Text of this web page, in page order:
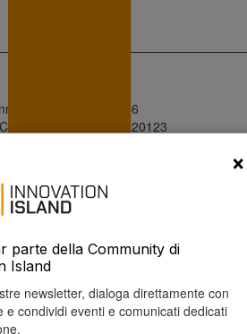
28 - Palermo, 90146
10 - Milano, 20123
5632
×
parte della Community di
Island
newsletter, dialoga direttamente con
e condividi eventi e comunicati dedicati